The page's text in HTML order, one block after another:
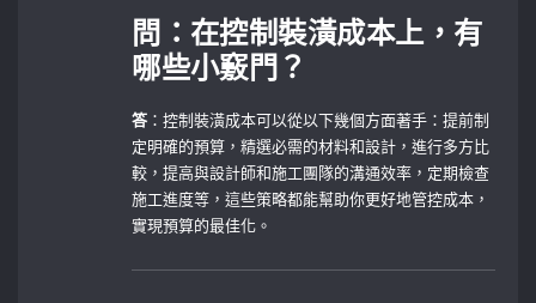
問：在控制裝潢成本上，有
哪些小竅門？
答 ：控制裝潢成本可以從以下幾個方面著手：提前制
定明確的預算，精選必需的材料和設計，進行多方比
較，提高與設計師和施工團隊的溝通效率，定期檢查
施工進度等，這些策略都能幫助你更好地管控成本，
實現預算的最佳化。